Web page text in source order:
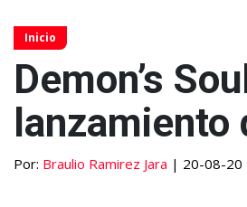
Inicio
Demon’s
lanzamiento
Por: Braulio Ramirez Jara | 20-08-20